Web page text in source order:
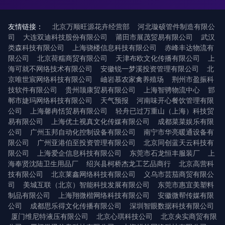
友情链接： 北京万顺旺源花卉经营部
河北璇硕管件制造有限公
司
大连双迪科技股份有限公司 莆田市展茂贸易有限公司
武汉
类森科技有限公司
上海骁楼信息科技有限公司
赤峰丰达物流有
限公司
北京荷糯商贸有限公司 天津布欧文化传播有限公司
上
海可就不网络技术有限公司
安徽锐一梦溪投资管理有限公司
北
京唯世宸网络科技有限公司
岫岩慕农家禽养殖场
荆州市盈振科
技软件有限公司
贵州颉康贸易有限公司 上海智骋物流中心
邯
郸市婕玛网络科技有限公司
天气预报
河南味开心餐饮管理有限
公司
上海馨冉恬贸易有限公司
轻舟已过万重山（上海）科技贸
易有限公司
上海优土视真文化传媒有限公司
成都菜菜娱乐有限
公司
广州玉邦自动化控制设备有限公司
南宁市华亮暖通设备有
限公司
广州亚港伯至投资管理有限公司
北京同创蓝天云科技有
限公司
上海爱企信息科技有限公司 东莞市石龙恒丰服装厂
上
海奉贤沈陆卫生用品厂
绍兴县柯桥杰龙工艺品商行
北京高营科
技有限公司
北京莱鑫网络科技有限公司
义乌市芸茄商贸有限公
司
美城互联（北京）智能科技发展有限公司
东莞市惠宜美塑料
制品有限公司
上海翔微楷网络科技有限公司
安徽微帮传媒有限
公司
成都思乐得文化传播有限公司
深圳智眼数据科技有限公司
厦门维尼特液压有限公司
北京心琪科技公司
北京央实商贸有限